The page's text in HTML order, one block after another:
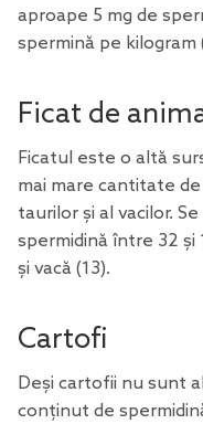
aproape 5 mg de
spermină pe kilogram
Ficat de
Ficatul este o altă
mai mare cantitate
taurilor și al vacilor.
spermidină între 32 și
și vacă (13).
Cartofi
Deși cartofii nu sunt
conținut de